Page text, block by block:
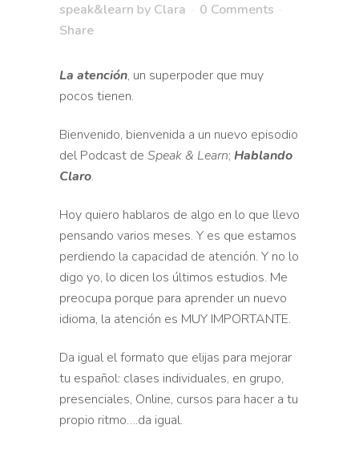
speak&learn by Clara
0 Comments
Share
La atención, un superpoder que muy
pocos tienen.
Bienvenido, bienvenida a un nuevo episodio
del Podcast de Speak & Learn; Hablando
Claro.
Hoy quiero hablaros de algo en lo que llevo
pensando varios meses. Y es que estamos
perdiendo la capacidad de atención. Y no lo
digo yo, lo dicen los últimos estudios. Me
preocupa porque para aprender un nuevo
idioma, la atención es MUY IMPORTANTE.
Da igual el formato que elijas para mejorar
tu español: clases individuales, en grupo,
presenciales, Online, cursos para hacer a tu
propio ritmo….da igual.